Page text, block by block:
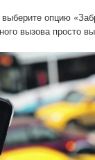
опцию
вызова просто